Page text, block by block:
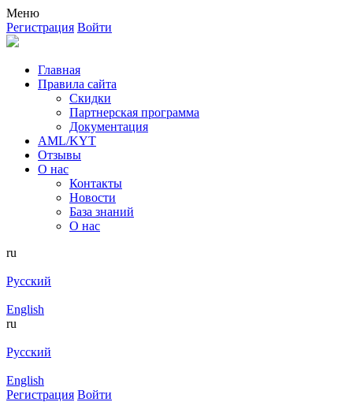
Меню
Регистрация Войти
Главная
Правила сайта
Скидки
Партнерская программа
Документация
AML/KYT
Отзывы
О нас
Контакты
Новости
База знаний
О нас
ru
Русский
English
ru
Русский
English
Регистрация Войти